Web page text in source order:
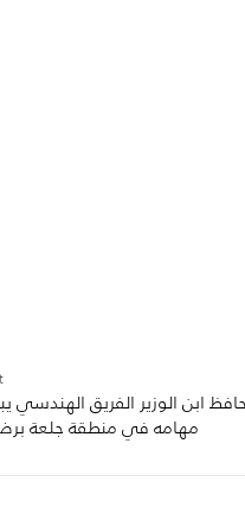
ابن الوزير الفريق الهندسي
مهامه في منطقة جلعة